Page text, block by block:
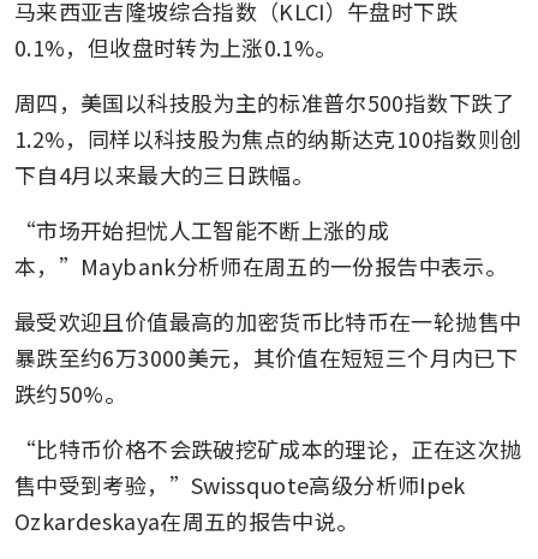
马来西亚吉隆坡综合指数（KLCI）午盘时下跌
0.1%，但收盘时转为上涨0.1%。
周四，美国以科技股为主的标准普尔500指数下跌了
1.2%，同样以科技股为焦点的纳斯达克100指数则创
下自4月以来最大的三日跌幅。
“市场开始担忧人工智能不断上涨的成
本，”Maybank分析师在周五的一份报告中表示。
最受欢迎且价值最高的加密货币比特币在一轮抛售中
暴跌至约6万3000美元，其价值在短短三个月内已下
跌约50%。
“比特币价格不会跌破挖矿成本的理论，正在这次抛
售中受到考验，”Swissquote高级分析师Ipek
Ozkardeskaya在周五的报告中说。